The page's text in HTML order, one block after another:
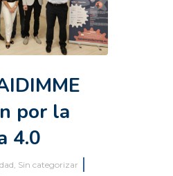
por la
4.0
Sin categorizar